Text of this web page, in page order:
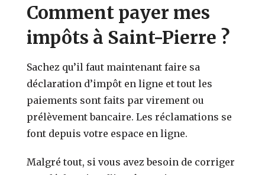
Comment payer mes
impôts à Saint-Pierre ?
Sachez qu’il faut maintenant faire sa
déclaration d’impôt en ligne et tout les
paiements sont faits par virement ou
prélèvement bancaire. Les réclamations se
font depuis votre espace en ligne.
Malgré tout, si vous avez besoin de corriger